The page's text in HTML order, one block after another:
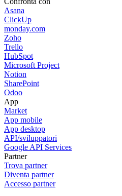
Asana
ClickUp
monday.com
Zoho
Trello
HubSpot
Microsoft Project
Notion
SharePoint
Odoo
App
Market
App mobile
App desktop
API/sviluppatori
Google API Services
Partner
Trova partner
Diventa partner
Accesso partner